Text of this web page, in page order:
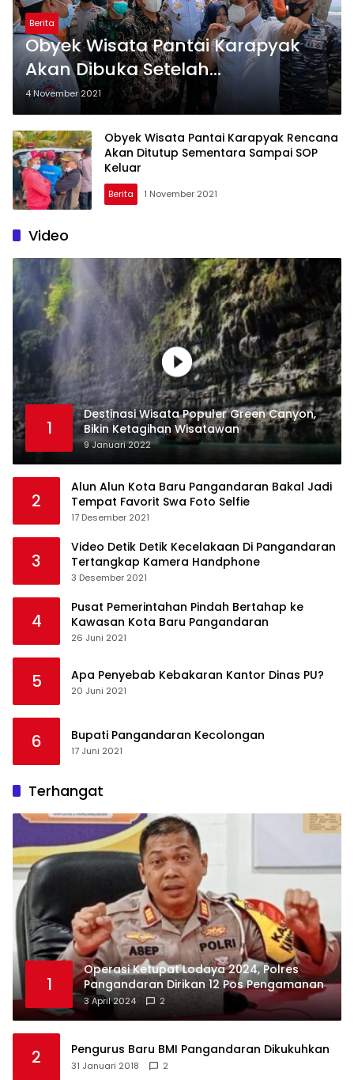
Berita
Obyek Wisata Pantai Karapyak
Akan Dibuka Setelah
Pelaksanaan SOP Sudah Siap
4 November 2021
Obyek Wisata Pantai Karapyak Rencana
Akan Ditutup Sementara Sampai SOP
Keluar
Berita 1 November 2021
Video
1
Destinasi Wisata Populer Green Canyon,
Bikin Ketagihan Wisatawan
9 Januari 2022
2
Alun Alun Kota Baru Pangandaran Bakal Jadi
Tempat Favorit Swa Foto Selfie
17 Desember 2021
3
Video Detik Detik Kecelakaan Di Pangandaran
Tertangkap Kamera Handphone
3 Desember 2021
4
Pusat Pemerintahan Pindah Bertahap ke
Kawasan Kota Baru Pangandaran
26 Juni 2021
5 Apa Penyebab Kebakaran Kantor Dinas PU?
20 Juni 2021
6 Bupati Pangandaran Kecolongan
17 Juni 2021
Terhangat
1
Operasi Ketupat Lodaya 2024, Polres
Pangandaran Dirikan 12 Pos Pengamanan
3 April 2024 2
2 Pengurus Baru BMI Pangandaran Dikukuhkan
31 Januari 2018 2